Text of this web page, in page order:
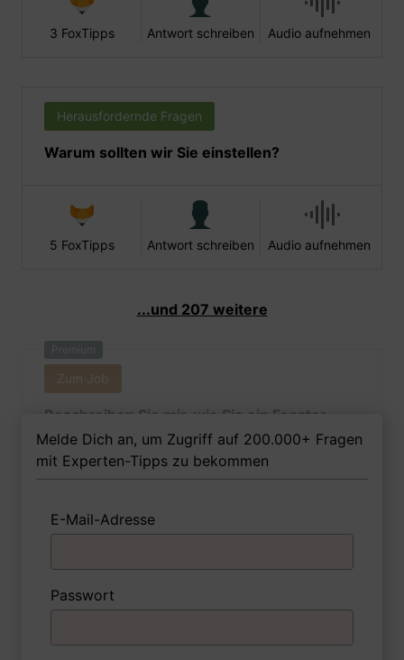
3 FoxTipps Antwort schreiben Audio aufnehmen
Herausfordernde Fragen
Warum sollten wir Sie einstellen?
5 FoxTipps Antwort schreiben Audio aufnehmen
...und 207 weitere
Premium
Zum Job
Beschreiben Sie mir, wie Sie ein Fenster
einbauen würden.
1 Beispiel Antwort schreiben
Zum Job
Für welche Arbeiten würden Sie eine
Melde Dich an, um Zugriff auf 200.000+ Fragen
mit Experten-Tipps zu bekommen
E-Mail-Adresse
Passwort